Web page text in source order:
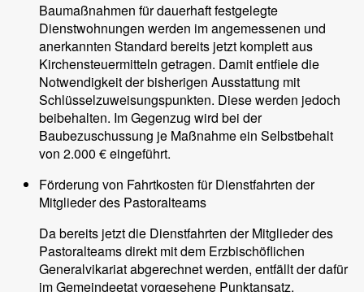
Baumaßnahmen für dauerhaft festgelegte
Dienstwohnungen werden im angemessenen und
anerkannten Standard bereits jetzt komplett aus
Kirchensteuermitteln getragen. Damit entfiele die
Notwendigkeit der bisherigen Ausstattung mit
Schlüsselzuweisungspunkten. Diese werden jedoch
beibehalten. Im Gegenzug wird bei der
Baubezuschussung je Maßnahme ein Selbstbehalt
von 2.000 € eingeführt.
Förderung von Fahrtkosten für Dienstfahrten der
Mitglieder des Pastoralteams
Da bereits jetzt die Dienstfahrten der Mitglieder des
Pastoralteams direkt mit dem Erzbischöflichen
Generalvikariat abgerechnet werden, entfällt der dafür
im Gemeindeetat vorgesehene Punktansatz.